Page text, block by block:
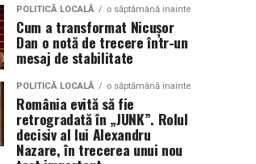
POLITICĂ LOCALĂ o săptămână inainte
Cum a transformat Nicușor
Dan o notă de trecere într-un
mesaj de stabilitate
POLITICĂ LOCALĂ o săptămână inainte
România evită să fie
retrogradată în „JUNK”. Rolul
decisiv al lui Alexandru
Nazare, în trecerea unui nou